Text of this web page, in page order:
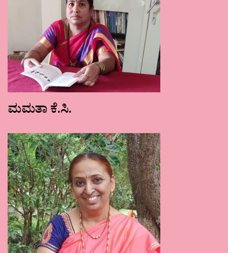
ಮಮತಾ ಕೆ.ಸಿ.